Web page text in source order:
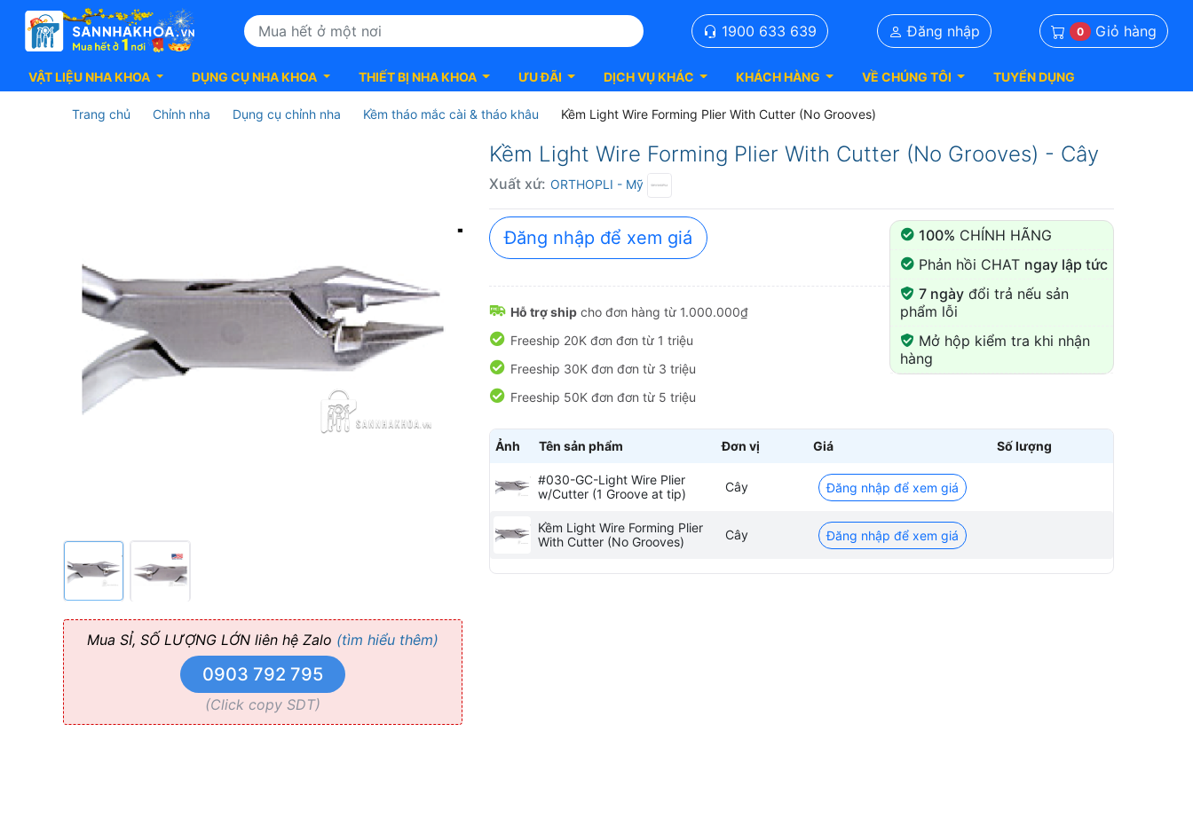
1900 633 639 Đăng nhập 0 Giỏ hàng
VẬT LIỆU NHA KHOA DỤNG CỤ NHA KHOA THIẾT BỊ NHA KHOA ƯU ĐÃI DỊCH VỤ KHÁC KHÁCH HÀNG VỀ CHÚNG TÔI TUYỂN DỤNG
Trang chủ Chỉnh nha Dụng cụ chỉnh nha Kềm tháo mắc cài & tháo khâu Kềm Light Wire Forming Plier With Cutter (No Grooves)
Forming
Plier
With
Cutter
Mua SỈ, SỐ LƯỢNG LỚN liên hệ Zalo (tìm hiểu thêm)
0903 792 795
(Click copy SDT)
Kềm Light Wire Forming Plier With Cutter (No Grooves) - Cây
Xuất xứ: ORTHOPLI - Mỹ
100% CHÍNH HÃNG
Phản hồi CHAT ngay lập tức
7 ngàyđổi trả nếu sản
phẩm lỗi
Mở hộp kiểm tra khi nhận
hàng
Đăng nhập để xem giá
Hỗ trợ ship cho đơn hàng từ 1.000.000₫
Freeship 20K đơn đơn từ 1 triệu
Freeship 30K đơn đơn từ 3 triệu
Freeship 50K đơn đơn từ 5 triệu
Ảnh Tên sản phẩm Đơn vị Giá Số lượng
#030-GC-Light Wire Plier
w/Cutter (1 Groove at tip)
Cây Đăng nhập để xem giá
Kềm Light Wire Forming Plier
With Cutter (No Grooves)
Cây Đăng nhập để xem giá